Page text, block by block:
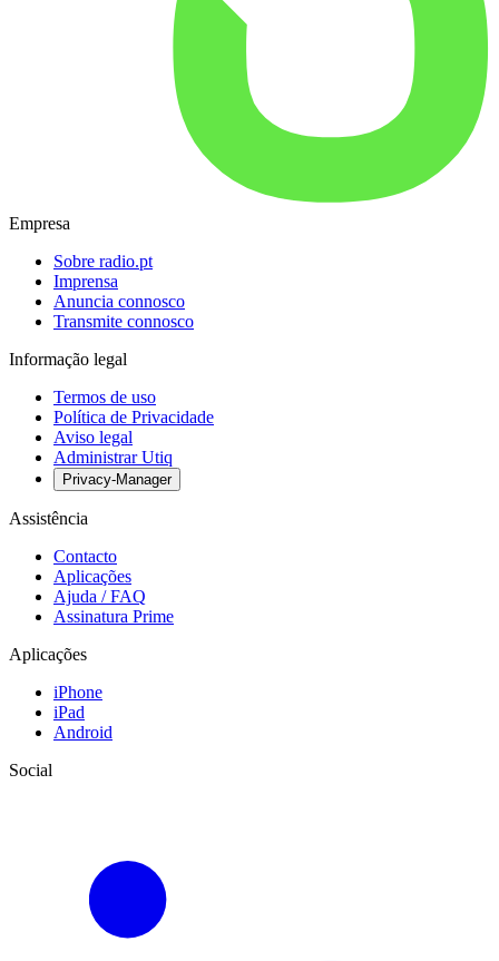
Empresa
Sobre radio.pt
Imprensa
Anuncia connosco
Transmite connosco
Informação legal
Termos de uso
Política de Privacidade
Aviso legal
Administrar Utiq
Privacy-Manager
Assistência
Contacto
Aplicações
Ajuda / FAQ
Assinatura Prime
Aplicações
iPhone
iPad
Android
Social